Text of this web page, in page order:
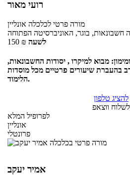
רועי מאור
מורה פרטי לכלכלה אונליין
חשבונאות, בוגר, האוניברסיטה הפתוחה
150 ₪ לשעה
מבוא למיקרו , יסודות החשבונאות,
רב בהעברת שיעורים פרטיים מכל מוסדות
הלימוד.
להציג טלפון
לשלוח ווצאפ
לפרופיל המלא
אונליין
פרונטלי
אמיר יעקב